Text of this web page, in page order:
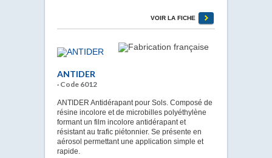
VOIR LA FICHE
ANTIDER
· Code 6012
ANTIDER Antidérapant pour Sols. Composé de
résine incolore et de microbilles polyéthylène
formant un film incolore antidérapant et
résistant au trafic piétonnier. Se présente en
aérosol permettant une application simple et
rapide.